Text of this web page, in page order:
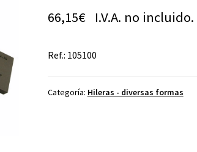
66,15€I.V.A. no incluido.
Ref.: 105100
Categoría: Hileras - diversas formas